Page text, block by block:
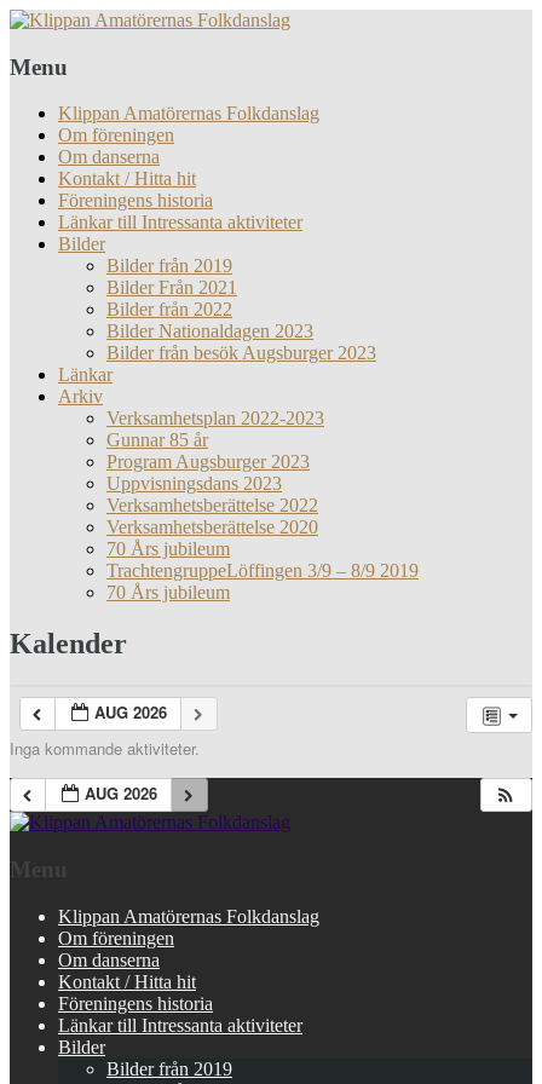
Menu
Klippan Amatörernas Folkdanslag
Om föreningen
Om danserna
Kontakt / Hitta hit
Föreningens historia
Länkar till Intressanta aktiviteter
Bilder
Bilder från 2019
Bilder Från 2021
Bilder från 2022
Bilder Nationaldagen 2023
Bilder från besök Augsburger 2023
Länkar
Arkiv
Verksamhetsplan 2022-2023
Gunnar 85 år
Program Augsburger 2023
Uppvisningsdans 2023
Verksamhetsberättelse 2022
Verksamhetsberättelse 2020
70 Års jubileum
TrachtengruppeLöffingen 3/9 – 8/9 2019
70 Års jubileum
Kalender
AUG 2026
Inga kommande aktiviteter.
AUG 2026
Menu
Klippan Amatörernas Folkdanslag
Om föreningen
Om danserna
Kontakt / Hitta hit
Föreningens historia
Länkar till Intressanta aktiviteter
Bilder
Bilder från 2019